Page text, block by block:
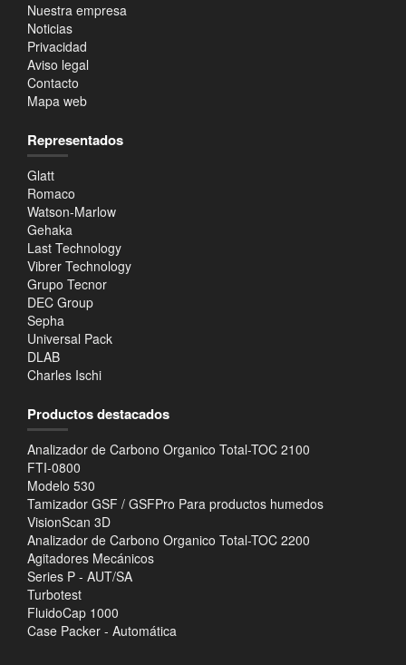
Nuestra empresa
Noticias
Privacidad
Aviso legal
Contacto
Mapa web
Representados
Glatt
Romaco
Watson-Marlow
Gehaka
Last Technology
Vibrer Technology
Grupo Tecnor
DEC Group
Sepha
Universal Pack
DLAB
Charles Ischi
Productos destacados
Analizador de Carbono Organico Total-TOC 2100
FTI-0800
Modelo 530
Tamizador GSF / GSFPro Para productos humedos
VisionScan 3D
Analizador de Carbono Organico Total-TOC 2200
Agitadores Mecánicos
Series P - AUT/SA
Turbotest
FluidoCap 1000
Case Packer - Automática